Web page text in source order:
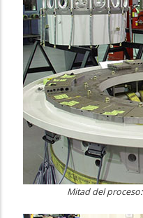
Mitad del